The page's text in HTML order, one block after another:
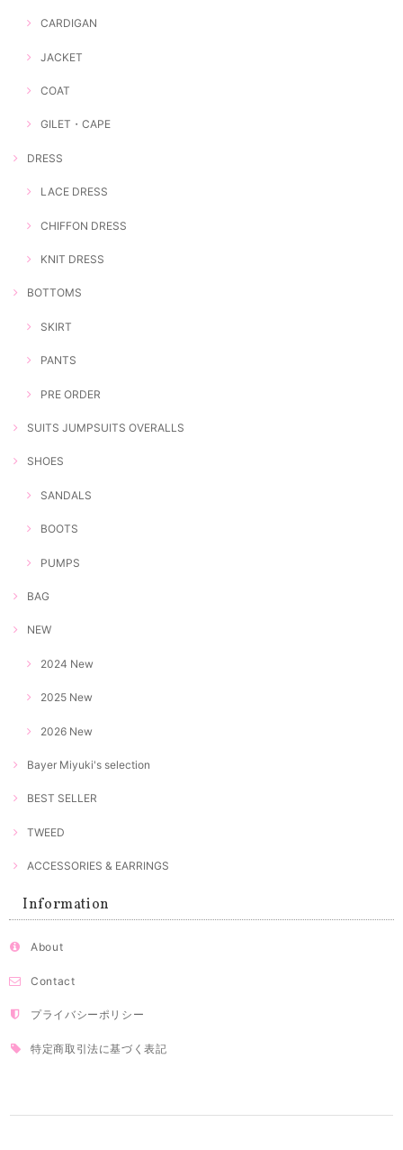
CARDIGAN
JACKET
COAT
GILET・CAPE
DRESS
LACE DRESS
CHIFFON DRESS
KNIT DRESS
BOTTOMS
SKIRT
PANTS
PRE ORDER
SUITS JUMPSUITS OVERALLS
SHOES
SANDALS
BOOTS
PUMPS
BAG
NEW
2024 New
2025 New
2026 New
Bayer Miyuki's selection
BEST SELLER
TWEED
ACCESSORIES & EARRINGS
Information
About
Contact
プライバシーポリシー
特定商取引法に基づく表記